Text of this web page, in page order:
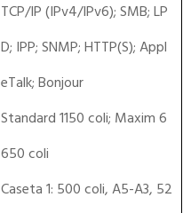
TCP/IP (IPv4/IPv6); SMB; LP
D; IPP; SNMP; HTTP(S); Appl
eTalk; Bonjour
Standard 1150 coli; Maxim 6
650 coli
Caseta 1: 500 coli, A5-A3, 52